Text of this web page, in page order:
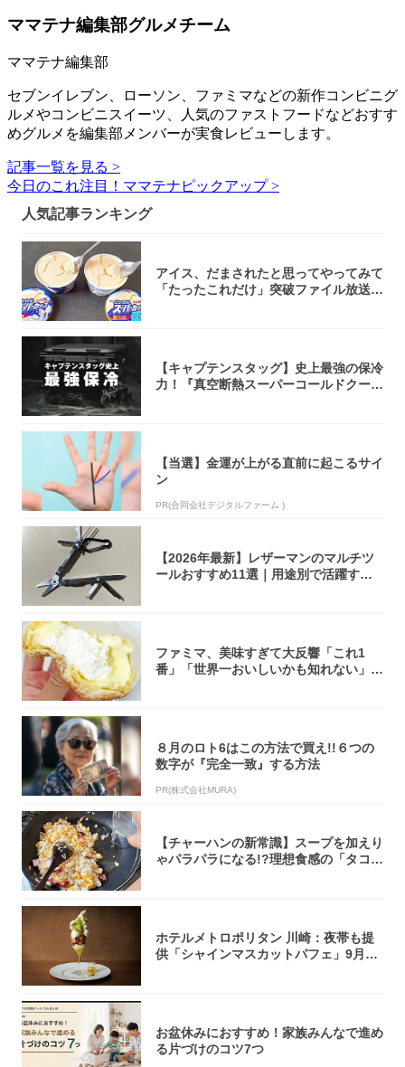
ママテナ編集部グルメチーム
ママテナ編集部
セブンイレブン、ローソン、ファミマなどの新作コンビニグ
ルメやコンビニスイーツ、人気のファストフードなどおすす
めグルメを編集部メンバーが実食レビューします。
記事一覧を見る >
今日のこれ注目！ママテナピックアップ >
人気記事ランキング
アイス、だまされたと思ってやってみて
「たったこれだけ」突破ファイル放送で
【キャプテンスタッグ】史上最強の保冷
力！『真空断熱スーパーコールドクーラ
【当選】金運が上がる直前に起こるサイ
ン
PR(合同会社デジタルファーム )
【2026年最新】レザーマンのマルチツ
ールおすすめ11選｜用途別で活躍する
ファミマ、美味すぎて大反響「これ1
番」「世界一おいしいかも知れない」
８月のロト6はこの方法で買え!!６つの
数字が『完全一致』する方法
PR(株式会社MURA)
【チャーハンの新常識】スープを加えり
ゃパラパラになる!?理想食感の「タコチ
ホテルメトロポリタン 川崎：夜帯も提
供「シャインマスカットパフェ」9月1
お盆休みにおすすめ！家族みんなで進め
る片づけのコツ7つ